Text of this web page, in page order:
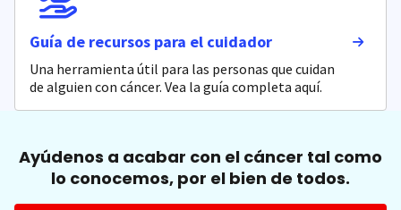
Guía de recursos para el cuidador
Una herramienta útil para las personas que cuidan
de alguien con cáncer. Vea la guía completa aquí.
Ayúdenos a acabar con el cáncer tal como
lo conocemos, por el bien de todos.